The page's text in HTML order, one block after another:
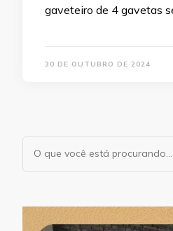
gaveteiro de 4 gavetas
30 DE OUTUBRO DE 2024
Procurando
algo?